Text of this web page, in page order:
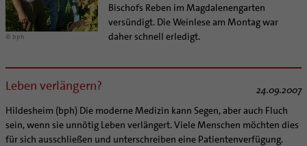
© bph
Bischofs Reben im Magdalenengarten
versündigt. Die Weinlese am Montag war
daher schnell erledigt.
Leben verlängern?
24.09.2007
Hildesheim (bph) Die moderne Medizin kann Segen, aber auch Fluch
sein, wenn sie unnötig Leben verlängert. Viele Menschen möchten dies
für sich ausschließen und unterschreiben eine Patientenverfügung.